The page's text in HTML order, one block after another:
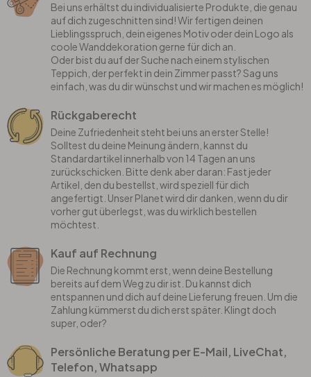
Bei uns erhältst du individualisierte Produkte, die genau
auf dich zugeschnitten sind! Wir fertigen deinen
Lieblingsspruch, dein eigenes Motiv oder dein Logo als
coole Wanddekoration gerne für dich an.
Oder bist du auf der Suche nach einem stylischen
Teppich, der perfekt in dein Zimmer passt? Sag uns
einfach, was du dir wünschst und wir machen es möglich!
Rückgaberecht
Deine Zufriedenheit steht bei uns an erster Stelle!
Solltest du deine Meinung ändern, kannst du
Standardartikel innerhalb von 14 Tagen an uns
zurückschicken. Bitte denk aber daran: Fast jeder
Artikel, den du bestellst, wird speziell für dich
angefertigt. Unser Planet wird dir danken, wenn du dir
vorher gut überlegst, was du wirklich bestellen
möchtest.
Kauf auf Rechnung
Die Rechnung kommt erst, wenn deine Bestellung
bereits auf dem Weg zu dir ist. Du kannst dich
entspannen und dich auf deine Lieferung freuen. Um die
Zahlung kümmerst du dich erst später. Klingt doch
super, oder?
Persönliche Beratung per E-Mail, LiveChat,
Telefon, Whatsapp